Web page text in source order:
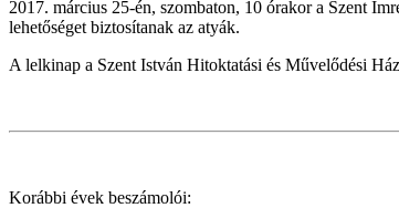
2017. március 25-én, szombaton, 10 órakor a Szent
lehetőséget biztosítanak az atyák.
A lelkinap a Szent István Hitoktatási és Művelődési
Korábbi évek beszámolói: